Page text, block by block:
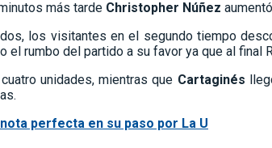
más tarde Christopher Núñez
los visitantes en el segundo tiempo
el rumbo del partido a su favor ya que al final
unidades, mientras que Cartaginés
perfecta en su paso por La U